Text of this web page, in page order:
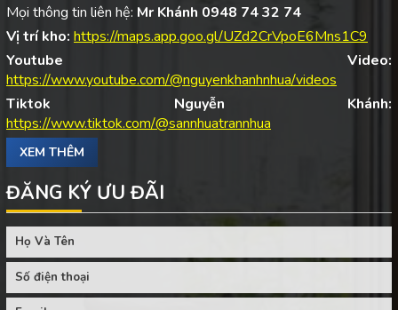
Mọi thông tin liên hệ: Mr Khánh 0948 74 32 74
Vị trí kho: https://maps.app.goo.gl/UZd2CrVpoE6Mns1C9
Youtube Video:
https://www.youtube.com/@nguyenkhanhnhua/videos
Tiktok Nguyễn Khánh:
https://www.tiktok.com/@sannhuatrannhua
XEM THÊM
ĐĂNG KÝ ƯU ĐÃI